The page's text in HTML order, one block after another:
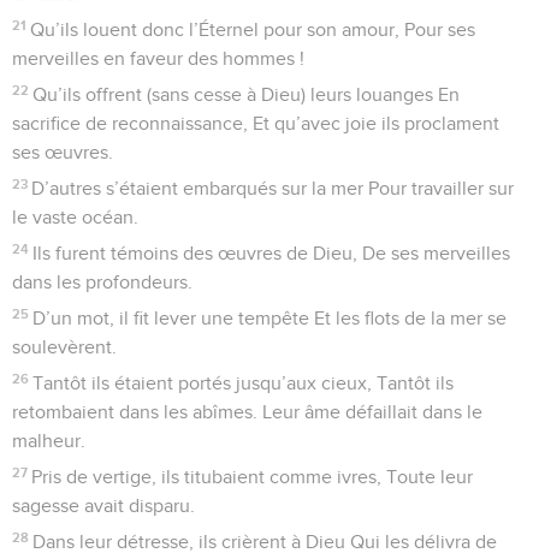
21 Qu’ils louent donc l’Éternel pour son amour, Pour ses
merveilles en faveur des hommes !
22 Qu’ils offrent (sans cesse à Dieu) leurs louanges En
sacrifice de reconnaissance, Et qu’avec joie ils proclament
ses œuvres.
23 D’autres s’étaient embarqués sur la mer Pour travailler sur
le vaste océan.
24 Ils furent témoins des œuvres de Dieu, De ses merveilles
dans les profondeurs.
25 D’un mot, il fit lever une tempête Et les flots de la mer se
soulevèrent.
26 Tantôt ils étaient portés jusqu’aux cieux, Tantôt ils
retombaient dans les abîmes. Leur âme défaillait dans le
malheur.
27 Pris de vertige, ils titubaient comme ivres, Toute leur
sagesse avait disparu.
28 Dans leur détresse, ils crièrent à Dieu Qui les délivra de